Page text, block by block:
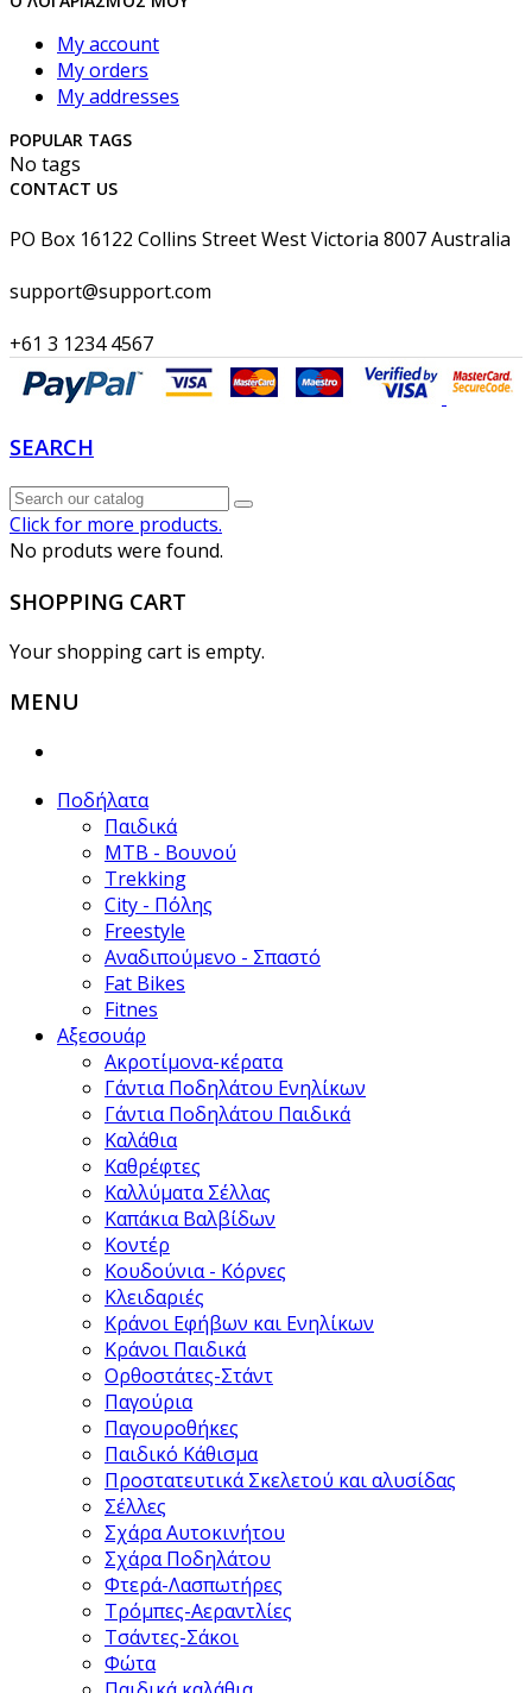
My account
My orders
My addresses
POPULAR TAGS
No tags
CONTACT US
PO Box 16122 Collins Street West Victoria 8007 Australia
support@support.com
+61 3 1234 4567
SEARCH
Click for more products.
No produts were found.
SHOPPING CART
Your shopping cart is empty.
MENU
Ποδήλατα
Παιδικά
ΜΤΒ - Βουνού
Trekking
City - Πόλης
Freestyle
Αναδιπούμενο - Σπαστό
Fat Bikes
Fitnes
Αξεσουάρ
Ακροτίμονα-κέρατα
Γάντια Ποδηλάτου Ενηλίκων
Γάντια Ποδηλάτου Παιδικά
Καλάθια
Καθρέφτες
Καλλύματα Σέλλας
Καπάκια Βαλβίδων
Kοντέρ
Κουδούνια - Κόρνες
Κλειδαριές
Κράνοι Εφήβων και Ενηλίκων
Κράνοι Παιδικά
Ορθοστάτες-Στάντ
Παγούρια
Παγουροθήκες
Παιδικό Κάθισμα
Προστατευτικά Σκελετού και αλυσίδας
Σέλλες
Σχάρα Αυτοκινήτου
Σχάρα Ποδηλάτου
Φτερά-Λασπωτήρες
Τρόμπες-Αεραντλίες
Τσάντες-Σάκοι
Φώτα